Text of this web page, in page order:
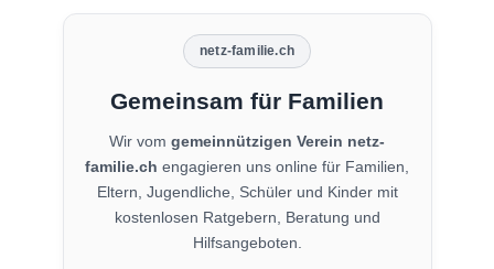
netz-familie.ch
Gemeinsam für Familien
Wir vom gemeinnützigen Verein netz-
familie.ch engagieren uns online für Familien,
Eltern, Jugendliche, Schüler und Kinder mit
kostenlosen Ratgebern, Beratung und
Hilfsangeboten.